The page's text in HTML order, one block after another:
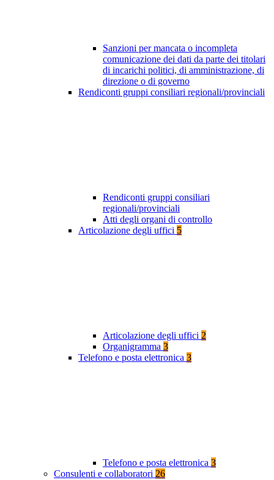
Sanzioni per mancata o incompleta
comunicazione dei dati da parte dei titolari
di incarichi politici, di amministrazione, di
direzione o di governo
Rendiconti gruppi consiliari regionali/provinciali
Rendiconti gruppi consiliari
regionali/provinciali
Atti degli organi di controllo
Articolazione degli uffici 5
Articolazione degli uffici 2
Organigramma 3
Telefono e posta elettronica 3
Telefono e posta elettronica 3
Consulenti e collaboratori 26